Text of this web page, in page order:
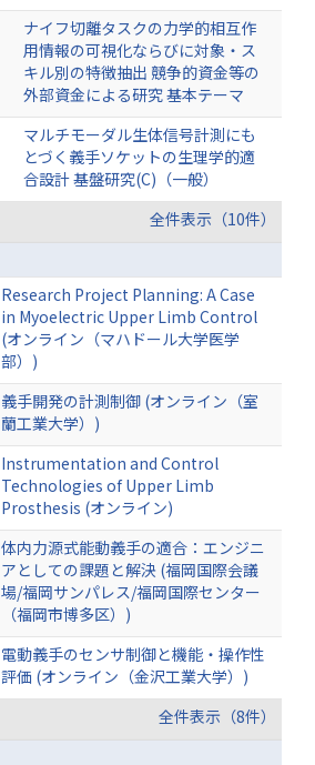
ナイフ切離タスクの力学的相互作
用情報の可視化ならびに対象・ス
キル別の特徴抽出 競争的資金等の
外部資金による研究 基本テーマ
マルチモーダル生体信号計測にも
とづく義手ソケットの生理学的適
合設計 基盤研究(C)（一般）
全件表示（10件）
Research Project Planning: A Case
in Myoelectric Upper Limb Control
(オンライン（マハドール大学医学
部）)
義手開発の計測制御 (オンライン（室
蘭工業大学）)
Instrumentation and Control
Technologies of Upper Limb
Prosthesis (オンライン)
体内力源式能動義手の適合：エンジニ
アとしての課題と解決 (福岡国際会議
場/福岡サンパレス/福岡国際センター
（福岡市博多区）)
電動義手のセンサ制御と機能・操作性
評価 (オンライン（金沢工業大学）)
全件表示（8件）